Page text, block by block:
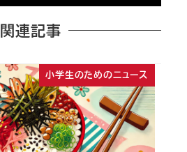
関連記事
小学生のためのニュース